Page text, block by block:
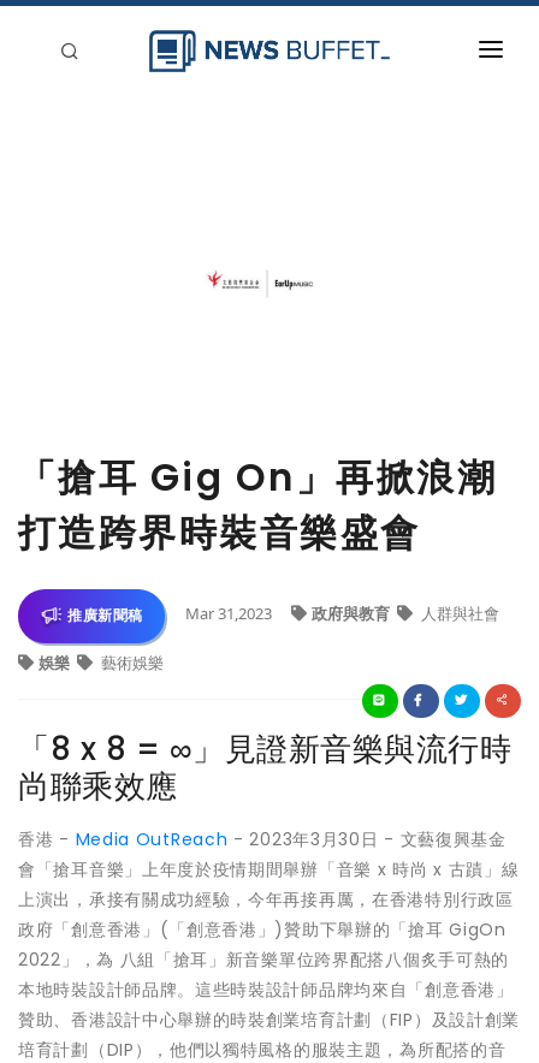
「搶耳 Gig On」再掀浪潮
打造跨界時裝音樂盛會
推廣新聞稿 Mar 31,2023 政府與教育 人群與社會
娛樂 藝術娛樂
「8 x 8 = ∞」見證新音樂與流行時
尚聯乘效應
香港 - Media OutReach - 2023年3月30日 - 文藝復興基金
會「搶耳音樂」上年度於疫情期間舉辦「音樂 x 時尚 x 古蹟」線
上演出，承接有關成功經驗，今年再接再厲，在香港特別行政區
政府「創意香港」(「創意香港」)贊助下舉辦的「搶耳 GigOn
2022」，為 八組「搶耳」新音樂單位跨界配搭八個炙手可熱的
本地時裝設計師品牌。這些時裝設計師品牌均來自「創意香港」
贊助、香港設計中心舉辦的時裝創業培育計劃（FIP）及設計創業
培育計劃（DIP），他們以獨特風格的服裝主題，為所配搭的音